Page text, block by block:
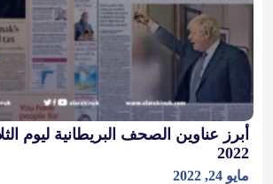
2022
مايو 24, 2022